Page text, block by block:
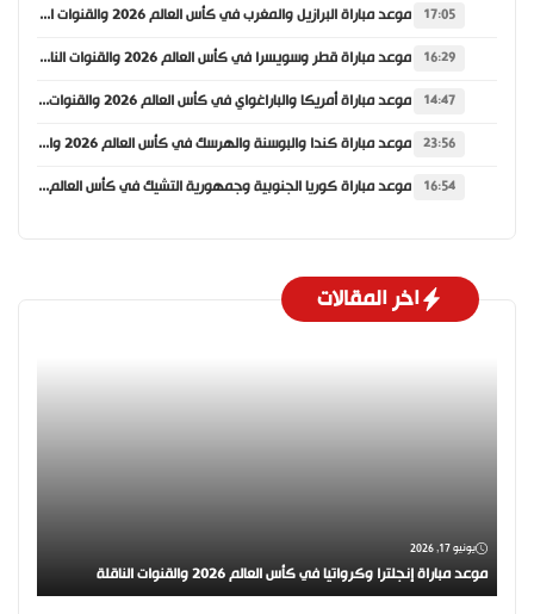
17:05 موعد مباراة البرازيل والمغرب في كأس العالم 2026 والقنوات الناقلة
16:29 موعد مباراة قطر وسويسرا في كأس العالم 2026 والقنوات الناقلة
14:47 موعد مباراة أمريكا والباراغواي في كأس العالم 2026 والقنوات الناقلة
23:56 موعد مباراة كندا والبوسنة والهرسك في كأس العالم 2026 والقنوات الناقلة
16:54 موعد مباراة كوريا الجنوبية وجمهورية التشيك في كأس العالم 2026 والقنوات الناقلة
اخر المقالات
يونيو 17, 2026
موعد مباراة إنجلترا وكرواتيا في كأس العالم 2026 والقنوات الناقلة